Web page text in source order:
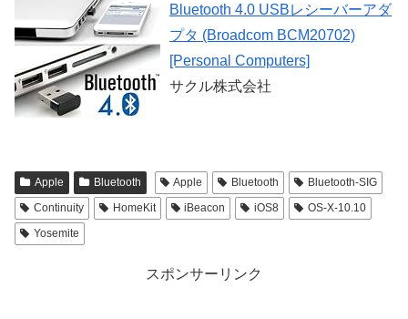
Bluetooth 4.0 USBレシーバーアダ
プタ (Broadcom BCM20702)
[Personal Computers]
サクル株式会社
Apple Bluetooth Apple Bluetooth
Bluetooth-SIG
Continuity
HomeKit iBeacon iOS8
OS-X-10.10
Yosemite
スポンサーリンク